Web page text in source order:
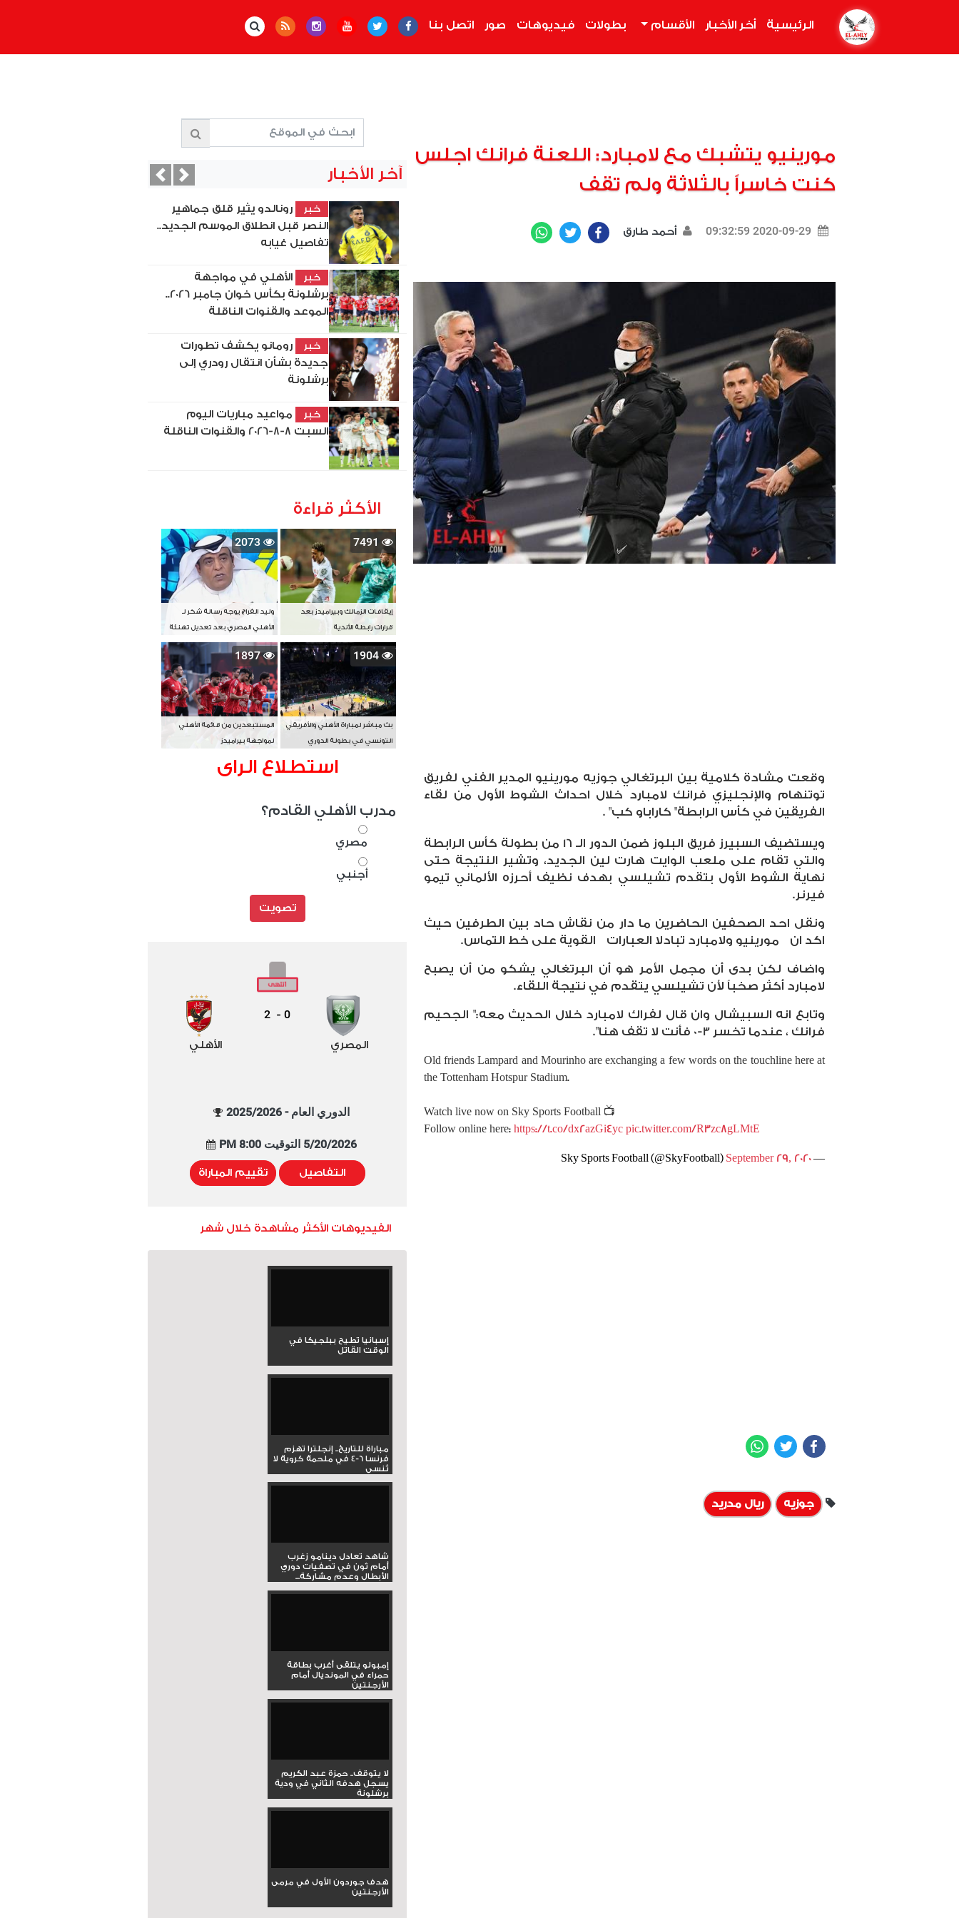
الرئيسية أخر الأخبار الأقسام بطولات فيديوهات صور اتصل بنا
مورينيو يتشبك مع لامبارد: اللعنة فرانك اجلس
كنت خاسراً بالثلاثة ولم تقف
2020-09-29 09:32:59 أحمد طارق Facebook
Twitter
وقعت مشادة كلامية بين البرتغالي جوزيه مورينيو المدير الفني لفريق
توتنهام والإنجليزي فرانك لامبارد خلال احداث الشوط الأول من لقاء
الفريقين في كأس الرابطة" كاراباو كب" .
ويستضيف السبيرز فريق البلوز ضمن الدور الـ 16 من بطولة كأس الرابطة
والتي تقام على ملعب الوايت هارت لين الجديد، وتشير النتيجة حتى
نهاية الشوط الأول بتقدم تشيلسي بهدف نظيف أحرزه الألماني تيمو
فيرنر.
ونقل احد الصحفين الحاضرين ما دار من نقاش حاد بين الطرفين حيث
اكد ان
مورينيو ولامبارد تبادلا العبارات القوية على خط التماس.
واضاف لكن بدى أن مجمل الأمر هو أن البرتغالي يشكو من أن يصبح
لامبارد أكثر صخباً لأن تشيلسي يتقدم في نتيجة اللقاء.
وتابع انه السبيشال وان قال لفراك لامبارد خلال الحديث معه:" الجحيم
فرانك ، عندما تخسر 3-0 فأنت لا تقف هنا".
Old friends Lampard and Mourinho are exchanging a few words on the touchline here at
the Tottenham Hotspur Stadium.
Watch live now on Sky Sports Football 📺
Follow online here:https://t.co/dx2azGi4yc pic.twitter.com/R3zc8gLMtE
— Sky Sports Football (@SkyFootball)
September 29, 2020
Facebook
Twitter
جوزيه ريال مدريد
آخر الأخبار
خبر
رونالدو يثير قلق جماهير
النصر قبل انطلاق الموسم الجديد..
تفاصيل غيابه
خبر
الأهلي في مواجهة
برشلونة بكأس خوان جامبر 2026..
الموعد والقنوات الناقلة
خبر
رومانو يكشف تطورات
جديدة بشأن انتقال رودري إلى
برشلونة
خبر
مواعيد مباريات اليوم
السبت 8-8-2026 والقنوات الناقلة
PreviousNext
الأكثر قراءة
7491
إيقافات الزمالك وبيراميدز بعد
قرارات رابطة الأندية
2073
وليد الفراج يوجه رسالة شكر لـ
الأهلي المصري بعد تعديل تهنئة
بطل آسيا
1904
بث مباشر لمباراة الأهلي والأفريقي
التونسي في بطولة الدوري
1897
المستبعدين من قائمة الأهلي
لمواجهة بيراميدز
استطلاع الراى
مدرب الأهلي القادم؟
مصري
أجنبي
تصويت
المصري
0
-
2
الأهلي
الدوري العام - 2025/2026
5/20/2026 التوقيت 8:00 PM
التفاصيل تقييم المباراة
الفيديوهات الأكثر مشاهدة خلال شهر
إسبانيا تطيح ببلجيكا في
الوقت القاتل
مباراة للتاريخ.. إنجلترا تهزم
فرنسا 6-4 في ملحمة كروية لا
تُنسى
شاهد تعادل دينامو زغرب
أمام ثون في تصفيات دوري
الأبطال وعدم مشاركة...
إمبولو يتلقى أغرب بطاقة
حمراء في المونديال أمام
الأرجنتين
لا يتوقف.. حمزة عبد الكريم
يسجل هدفه الثاني في ودية
برشلونة
هدف جوردون الأول في مرمى
الأرجنتين